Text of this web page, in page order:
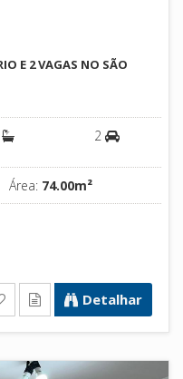
E 2 VAGAS NO SÃO
2
Área: 74.00m²
Detalhar